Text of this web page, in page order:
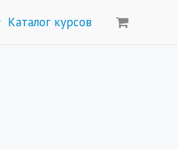
Каталог курсов